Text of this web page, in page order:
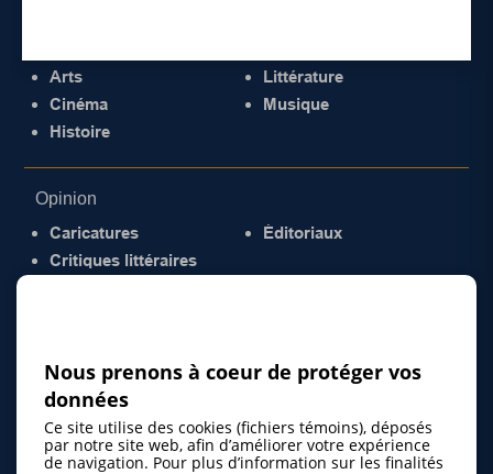
Arts
Cinéma
Histoire
Littérature
Musique
Opinion
Caricatures
Critiques littéraires
Éditoriaux
Nous prenons à coeur de protéger vos
données
Ce site utilise des cookies (fichiers témoins), déposés
par notre site web, afin d’améliorer votre expérience
de navigation. Pour plus d’information sur les finalités